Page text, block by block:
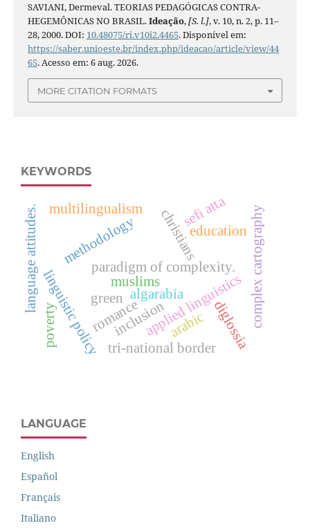
SAVIANI, Dermeval. TEORIAS PEDAGÓGICAS CONTRA-
HEGEMÔNICAS NO BRASIL.Ideação,[S. l.], v. 10, n. 2, p. 11–
28, 2000. DOI: 10.48075/ri.v10i2.4465. Disponível em:
https://saber.unioeste.br/index.php/ideacao/article/view/44
65. Acesso em: 6 aug. 2026.
MORE CITATION FORMATS
KEYWORDS
applied linguistics
methodology complex cartography
paradigm of complexity.
christians
muslims
arabic
algarabía
romance diglossia
linguistic policy
language attitudes. education
tri-national border
multilingualism sefi atta
greeninclusion
poverty
LANGUAGE
English
Español
Français
Italiano